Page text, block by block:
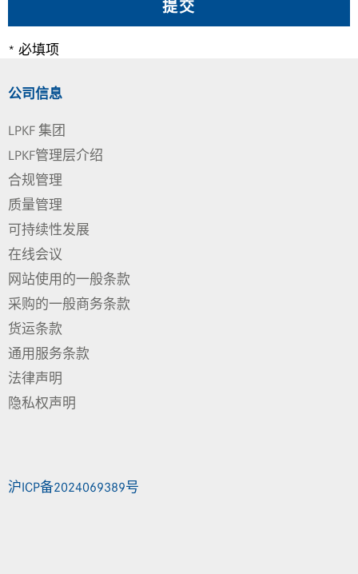
* 必填项
公司信息
LPKF 集团
LPKF管理层介绍
合规管理
质量管理
可持续性发展
在线会议
网站使用的一般条款
采购的一般商务条款
货运条款
通用服务条款
法律声明
隐私权声明
沪ICP备2024069389号